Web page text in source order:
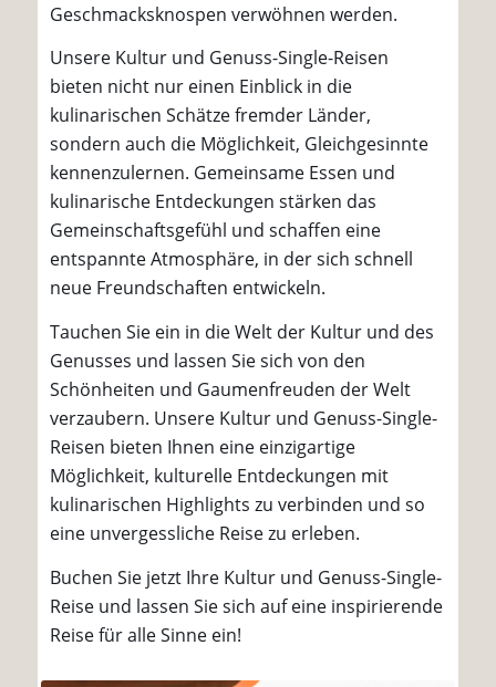
Geschmacksknospen verwöhnen werden.
Unsere Kultur und Genuss-Single-Reisen
bieten nicht nur einen Einblick in die
kulinarischen Schätze fremder Länder,
sondern auch die Möglichkeit, Gleichgesinnte
kennenzulernen. Gemeinsame Essen und
kulinarische Entdeckungen stärken das
Gemeinschaftsgefühl und schaffen eine
entspannte Atmosphäre, in der sich schnell
neue Freundschaften entwickeln.
Tauchen Sie ein in die Welt der Kultur und des
Genusses und lassen Sie sich von den
Schönheiten und Gaumenfreuden der Welt
verzaubern. Unsere Kultur und Genuss-Single-
Reisen bieten Ihnen eine einzigartige
Möglichkeit, kulturelle Entdeckungen mit
kulinarischen Highlights zu verbinden und so
eine unvergessliche Reise zu erleben.
Buchen Sie jetzt Ihre Kultur und Genuss-Single-
Reise und lassen Sie sich auf eine inspirierende
Reise für alle Sinne ein!